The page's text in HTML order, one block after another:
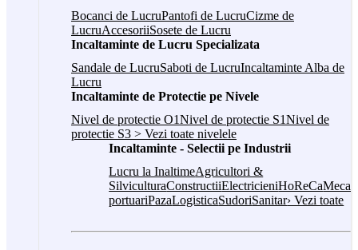
Bocanci de LucruPantofi de LucruCizme de
LucruAccesoriiSosete de Lucru
Incaltaminte de Lucru Specializata
Sandale de LucruSaboti de LucruIncaltaminte Alba de
Lucru
Incaltaminte de Protectie pe Nivele
Nivel de protectie O1Nivel de protectie S1Nivel de
protectie S3 > Vezi toate nivelele
Incaltaminte - Selectii pe Industrii
Lucru la InaltimeAgricultori &
SilviculturaConstructiiElectricieniHoReCa
portuariPazaLogisticaSudoriSanitar› Vezi toate